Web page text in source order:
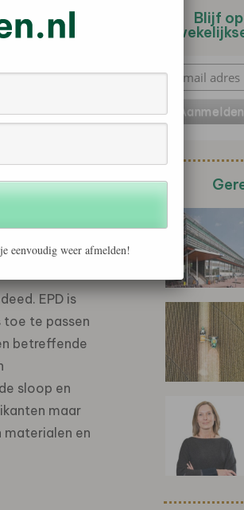
Prysmian
van
gaan gelden
optische
Product
Attema,
adviesbureau
EPD is
toe te passen
betreffende
sloop en
maar
en
Blijf
eenvoudig weer afmelden!